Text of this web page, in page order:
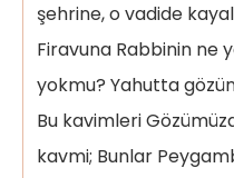
şehrine, o vadide
Firavuna Rabbinin ne
yokmu? Yahutta
Bu kavimleri
kavmi; Bunlar